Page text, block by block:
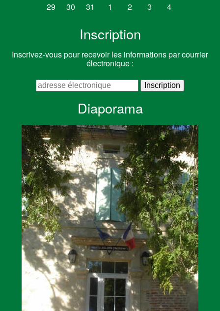
29
30 31 1 2 3 4
Inscription
Inscrivez-vous pour recevoir les informations par courrier
électronique :
Diaporama